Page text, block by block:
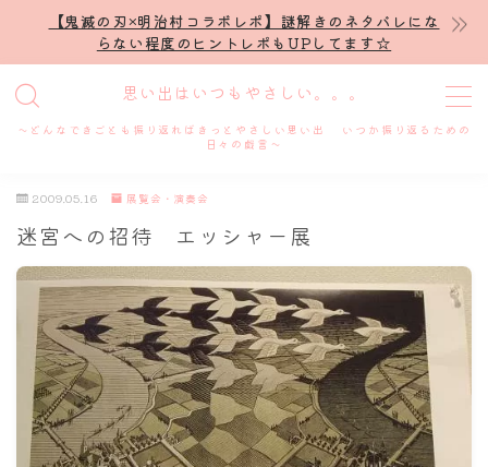
【鬼滅の刃×明治村コラボレポ】謎解きのネタバレにな
らない程度のヒントレポもUPしてます☆
思い出はいつもやさしい。。。
～どんなできごとも振り返ればきっとやさしい思い出 いつか振り返るための
日々の戯言～
MENU
プロフィール
謎解き
ホテル滞在記
舞台・ライブ
名古屋
2009.05.16 展覧会・演奏会
迷宮への招待 エッシャー展